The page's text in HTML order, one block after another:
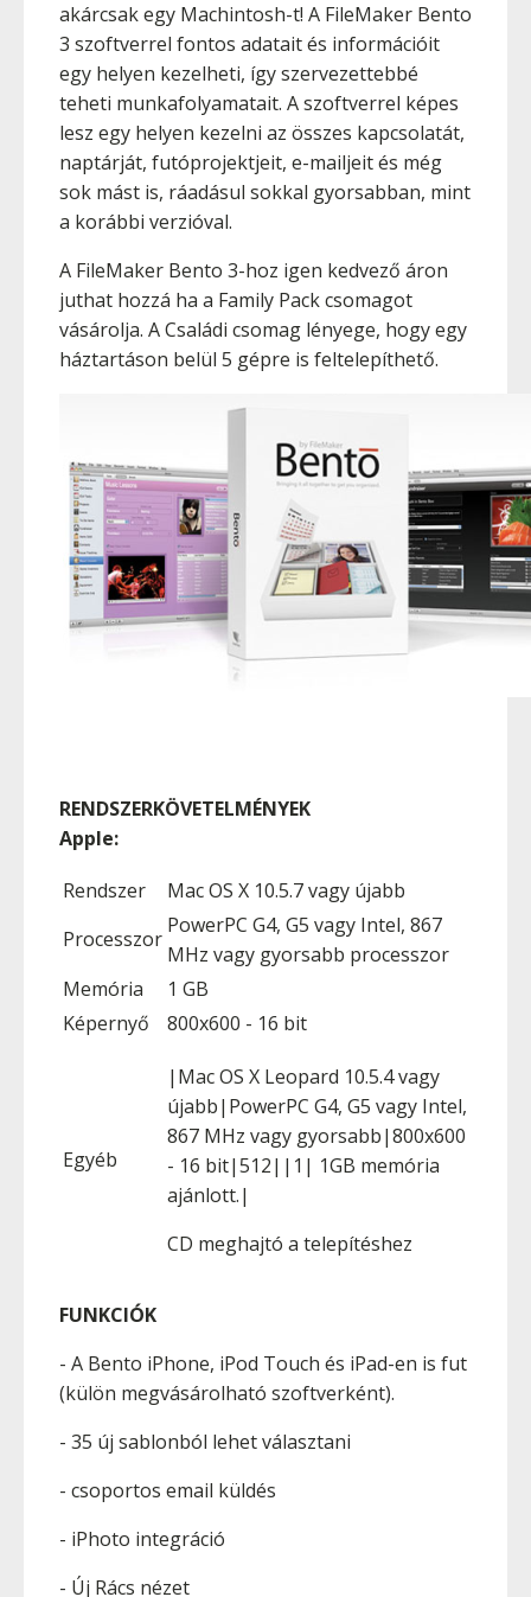
akárcsak egy Machintosh-t! A FileMaker Bento
3 szoftverrel fontos adatait és információit
egy helyen kezelheti, így szervezettebbé
teheti munkafolyamatait. A szoftverrel képes
lesz egy helyen kezelni az összes kapcsolatát,
naptárját, futóprojektjeit, e-mailjeit és még
sok mást is, ráadásul sokkal gyorsabban, mint
a korábbi verzióval.
A FileMaker Bento 3-hoz igen kedvező áron
juthat hozzá ha a Family Pack csomagot
vásárolja. A Családi csomag lényege, hogy egy
háztartáson belül 5 gépre is feltelepíthető.
RENDSZERKÖVETELMÉNYEK
Apple:
Rendszer
Mac OS X 10.5.7 vagy újabb
Processzor
PowerPC G4, G5 vagy Intel, 867
MHz vagy gyorsabb processzor
Memória
1 GB
Képernyő
800x600 - 16 bit
Egyéb
|Mac OS X Leopard 10.5.4 vagy
újabb|PowerPC G4, G5 vagy Intel,
867 MHz vagy gyorsabb|800x600
- 16 bit|512||1| 1GB memória
ajánlott.|
CD meghajtó a telepítéshez
FUNKCIÓK
- A Bento iPhone, iPod Touch és iPad-en is fut
(külön megvásárolható szoftverként).
- 35 új sablonból lehet választani
- csoportos email küldés
- iPhoto integráció
- Új Rács nézet